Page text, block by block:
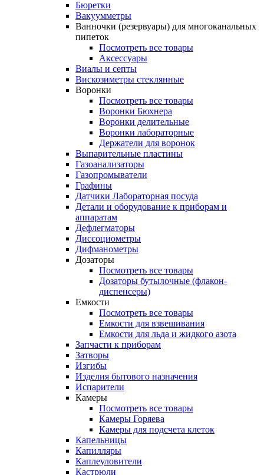
Бюретки
Вакуумметры
Ванночки (резервуары) для многоканальных
пипеток
Посмотреть все товары
Аксессуары
Виалы и септы
Вискозиметры стеклянные
Воронки
Посмотреть все товары
Воронки Бюхнера
Воронки делительные
Воронки лабораторные
Держатели для воронок
Выпарительные пластины
Газоанализаторы
Газопромыватели
Графины
Датчики Лабораторная посуда
Детали и оборудование к приборам и
аппаратам
Дефлегматоры
Диссоциометры
Дифманометры
Дозаторы
Посмотреть все товары
Дозаторы бутылочные (флакон-
диспенсеры)
Емкости
Посмотреть все товары
Емкости для взвешивания
Емкости для льда и жидкого азота
Запчасти к приборам
Затворы
Изгибы
Изделия бытового назначения
Испарители
Камеры
Посмотреть все товары
Камеры Горяева
Камеры для подсчета клеток
Капельницы
Капилляры
Каплеуловители
Кастрюли